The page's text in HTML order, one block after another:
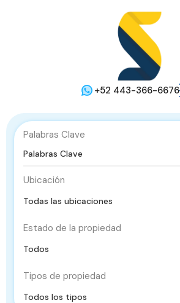
+52 443-366-6676
Palabras Clave
Ubicación
Todas las ubicaciones
Estado de la propiedad
Todos
Tipos de propiedad
Todos los tipos